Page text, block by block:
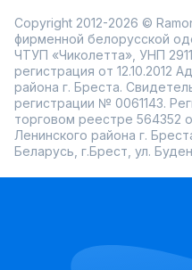
Copyright 2012-2026 ©
фирменной белорусской
ЧТУП «Чиколетта», УНП
регистрация от 12.10.2012
района г. Бреста.
регистрации № 0061143.
торговом реестре 564352
Ленинского района г.
Беларусь, г.Брест, ул.